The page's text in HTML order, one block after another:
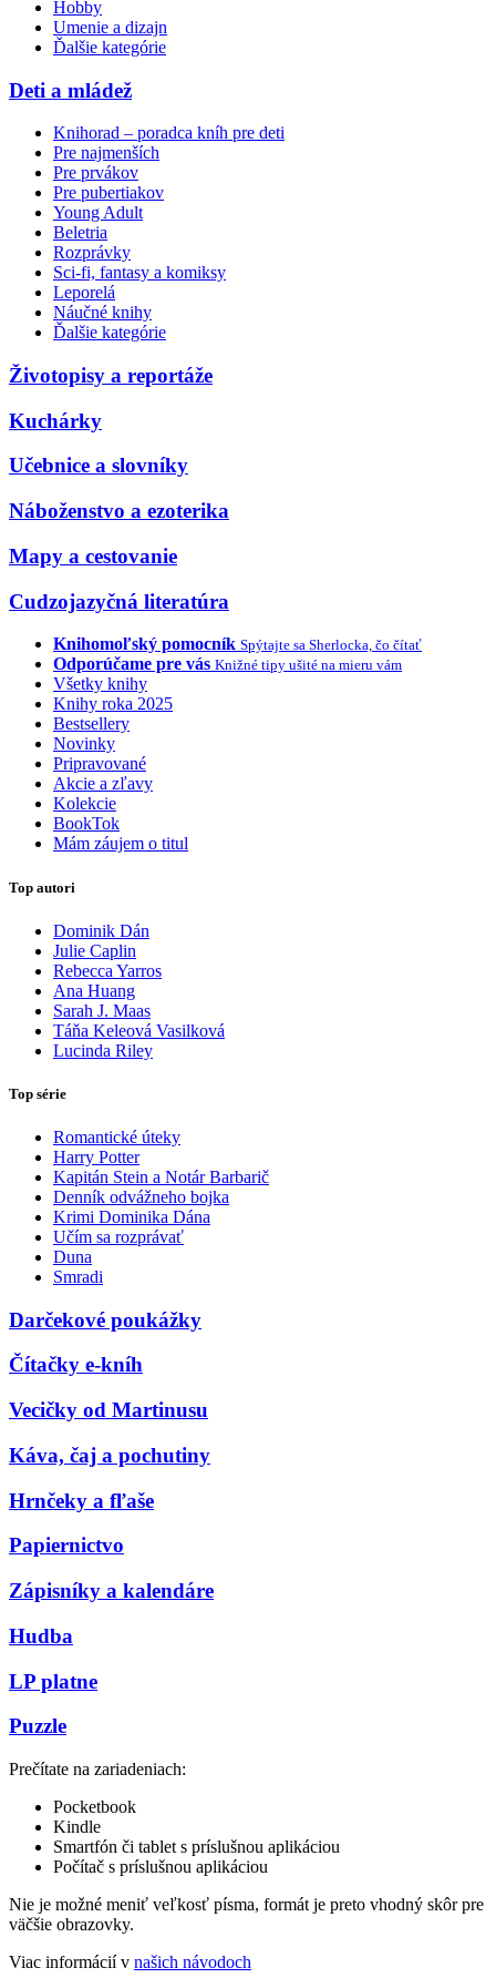
Hobby
Umenie a dizajn
Ďalšie kategórie
Deti a mládež
Knihorad – poradca kníh pre deti
Pre najmenších
Pre prvákov
Pre pubertiakov
Young Adult
Beletria
Rozprávky
Sci-fi, fantasy a komiksy
Leporelá
Náučné knihy
Ďalšie kategórie
Životopisy a reportáže
Kuchárky
Učebnice a slovníky
Náboženstvo a ezoterika
Mapy a cestovanie
Cudzojazyčná literatúra
Knihomoľský pomocník Spýtajte sa Sherlocka, čo čítať
Odporúčame pre vás Knižné tipy ušité na mieru vám
Všetky knihy
Knihy roka 2025
Bestsellery
Novinky
Pripravované
Akcie a zľavy
Kolekcie
BookTok
Mám záujem o titul
Top autori
Dominik Dán
Julie Caplin
Rebecca Yarros
Ana Huang
Sarah J. Maas
Táňa Keleová Vasilková
Lucinda Riley
Top série
Romantické úteky
Harry Potter
Kapitán Stein a Notár Barbarič
Denník odvážneho bojka
Krimi Dominika Dána
Učím sa rozprávať
Duna
Smradi
Darčekové poukážky
Čítačky e-kníh
Vecičky od Martinusu
Káva, čaj a pochutiny
Hrnčeky a fľaše
Papiernictvo
Zápisníky a kalendáre
Hudba
LP platne
Puzzle
Prečítate na zariadeniach:
Pocketbook
Kindle
Smartfón či tablet s príslušnou aplikáciou
Počítač s príslušnou aplikáciou
Nie je možné meniť veľkosť písma, formát je preto vhodný skôr pre
väčšie obrazovky.
Viac informácií v našich návodoch